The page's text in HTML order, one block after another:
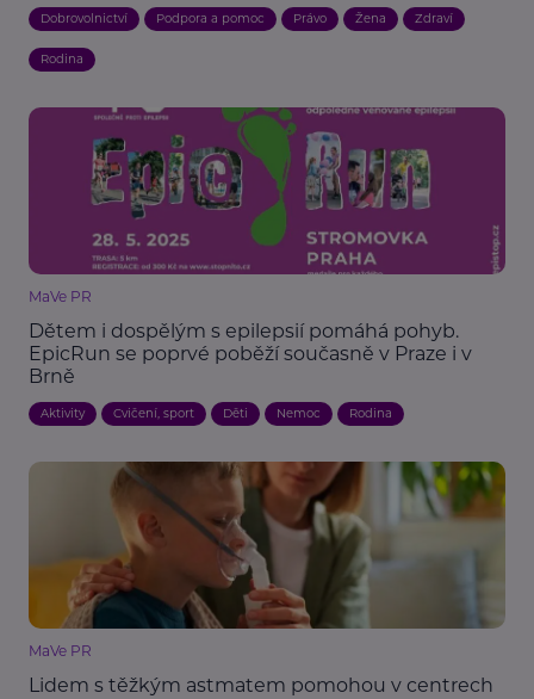
Dobrovolnictví Podpora a pomoc Právo Žena Zdraví
Rodina
MaVe PR
Dětem i dospělým s epilepsií pomáhá pohyb.
EpicRun se poprvé poběží současně v Praze i v
Brně
Aktivity Cvičení, sport Děti Nemoc Rodina
MaVe PR
Lidem s těžkým astmatem pomohou v centrech